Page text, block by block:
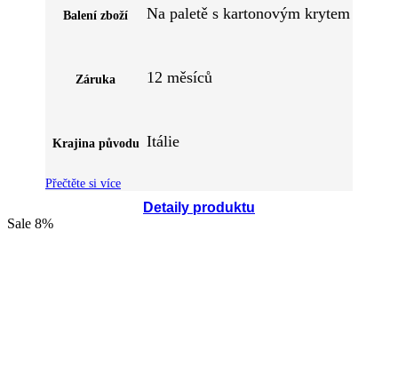
Detaily produktu
Balení zboží Na paletě s kartonovým krytem
Záruka 12 měsíců
Krajina původu Itálie
Přečtěte si více
Sale 8%